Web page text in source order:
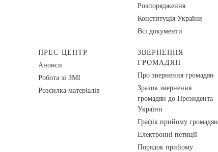
Розпорядження
Конституція України
Всі документи
ПРЕС-ЦЕНТР
Анонси
Робота зі ЗМІ
Розсилка матеріалів
ЗВЕРНЕННЯ
ГРОМАДЯН
Про звернення громадян
Зразок звернення
громадян до Президента
України
Графік прийому громадян
Електронні петиції
Порядок прийому